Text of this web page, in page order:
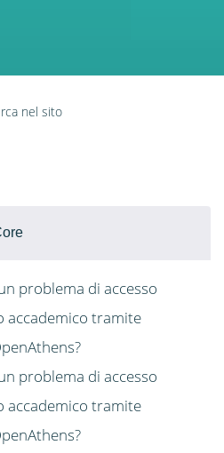
nel sito
problema di accesso
accademico tramite
problema di accesso
accademico tramite